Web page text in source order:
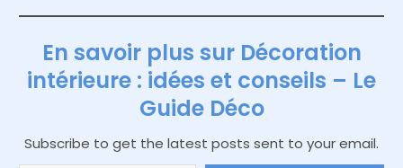
En savoir plus sur Décoration
intérieure : idées et conseils – Le
Guide Déco
Subscribe to get the latest posts sent to your email.
Saisissez votre adresse e-mail…